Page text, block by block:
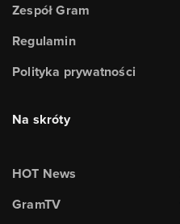
Zespół Gram
Regulamin
Polityka prywatności
Na skróty
HOT News
GramTV